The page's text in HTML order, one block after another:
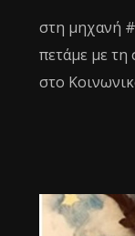
στη μηχανή
πετάμε με τη
στο